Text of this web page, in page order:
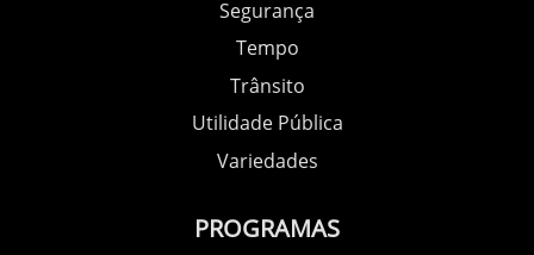
Segurança
Tempo
Trânsito
Utilidade Pública
Variedades
PROGRAMAS